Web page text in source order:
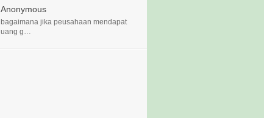
Anonymous
bagaimana jika peusahaan mendapat
uang g…